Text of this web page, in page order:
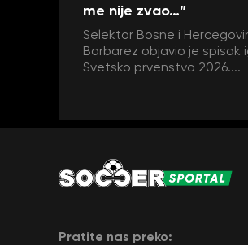
me nije zvao…”
Selektor Bosne i
Barbarez objavio je spisak
Svetsko prvenstvo 2026....
Pratite nas preko: